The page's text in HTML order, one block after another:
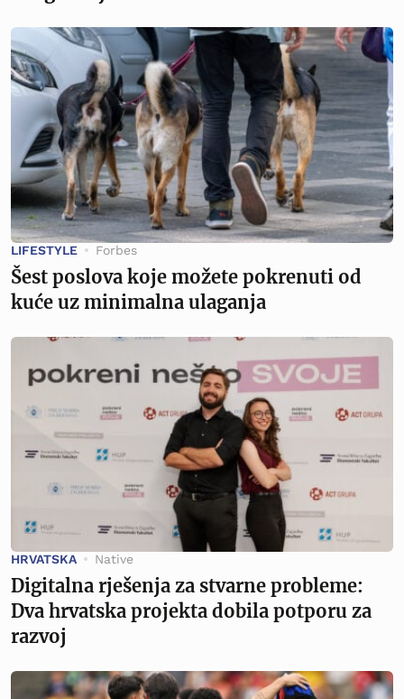
LIFESTYLE Forbes
Šest poslova koje možete pokrenuti od
kuće uz minimalna ulaganja
HRVATSKA Native
Digitalna rješenja za stvarne probleme:
Dva hrvatska projekta dobila potporu za
razvoj